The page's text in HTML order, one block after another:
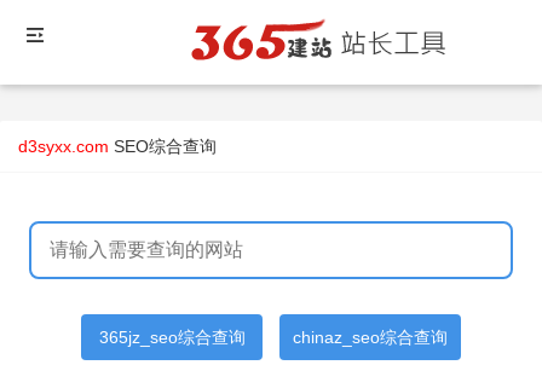
d3syxx.com SEO综合查询
365jz_seo综合查询 chinaz_seo综合查询